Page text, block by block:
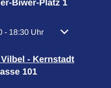
Biwer-Platz 1
Öffnungs- oder Schließzeiten
- 18:30 Uhr Von 13:00 bis
- Kernstadt
101